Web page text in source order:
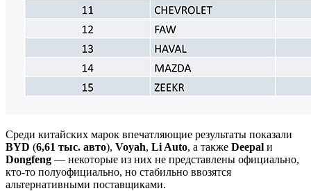
Среди китайских марок впечатляющие результаты показали
BYD (6,61 тыс. авто), Voyah, Li Auto, а также Deepal и
Dongfeng — некоторые из них не представлены официально,
кто-то полуофициально, но стабильно ввозятся
альтернативными поставщиками.